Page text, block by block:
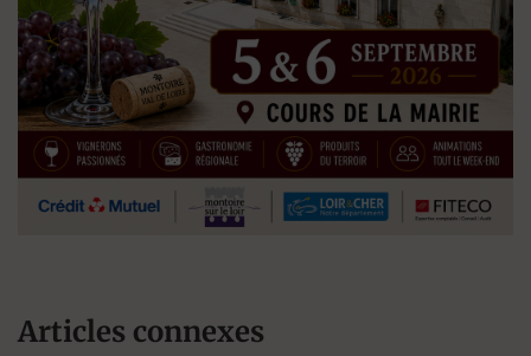
Articles connexes